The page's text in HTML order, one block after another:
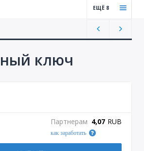
ЕЩЁ 8
окод
Обуче
ключ
Партнерам 4,07 RUB
как заработать